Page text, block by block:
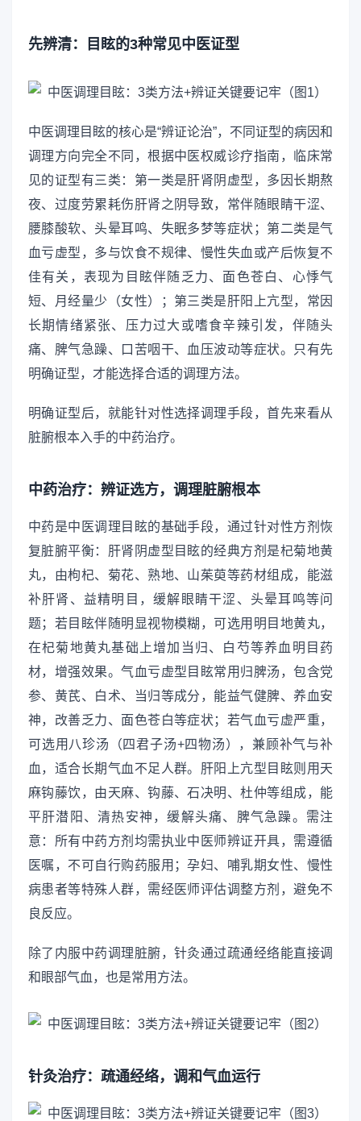
先辨清：目眩的3种常见中医证型
中医调理目眩的核心是“辨证论治”，不同证型的病因和
调理方向完全不同，根据中医权威诊疗指南，临床常
见的证型有三类：第一类是肝肾阴虚型，多因长期熬
夜、过度劳累耗伤肝肾之阴导致，常伴随眼睛干涩、
腰膝酸软、头晕耳鸣、失眠多梦等症状；第二类是气
血亏虚型，多与饮食不规律、慢性失血或产后恢复不
佳有关，表现为目眩伴随乏力、面色苍白、心悸气
短、月经量少（女性）；第三类是肝阳上亢型，常因
长期情绪紧张、压力过大或嗜食辛辣引发，伴随头
痛、脾气急躁、口苦咽干、血压波动等症状。只有先
明确证型，才能选择合适的调理方法。
明确证型后，就能针对性选择调理手段，首先来看从
脏腑根本入手的中药治疗。
中药治疗：辨证选方，调理脏腑根本
中药是中医调理目眩的基础手段，通过针对性方剂恢
复脏腑平衡：肝肾阴虚型目眩的经典方剂是杞菊地黄
丸，由枸杞、菊花、熟地、山茱萸等药材组成，能滋
补肝肾、益精明目，缓解眼睛干涩、头晕耳鸣等问
题；若目眩伴随明显视物模糊，可选用明目地黄丸，
在杞菊地黄丸基础上增加当归、白芍等养血明目药
材，增强效果。气血亏虚型目眩常用归脾汤，包含党
参、黄芪、白术、当归等成分，能益气健脾、养血安
神，改善乏力、面色苍白等症状；若气血亏虚严重，
可选用八珍汤（四君子汤+四物汤），兼顾补气与补
血，适合长期气血不足人群。肝阳上亢型目眩则用天
麻钩藤饮，由天麻、钩藤、石决明、杜仲等组成，能
平肝潜阳、清热安神，缓解头痛、脾气急躁。需注
意：所有中药方剂均需执业中医师辨证开具，需遵循
医嘱，不可自行购药服用；孕妇、哺乳期女性、慢性
病患者等特殊人群，需经医师评估调整方剂，避免不
良反应。
除了内服中药调理脏腑，针灸通过疏通经络能直接调
和眼部气血，也是常用方法。
针灸治疗：疏通经络，调和气血运行